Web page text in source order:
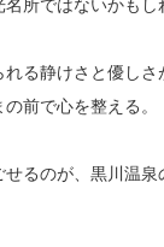
所ではないかもし
る静けさと優しさ
前で心を整える。
るのが、黒川温